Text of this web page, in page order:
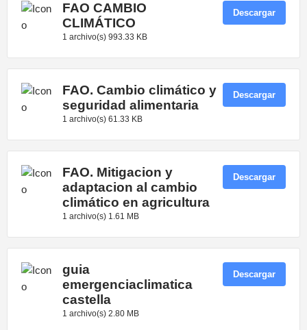
FAO CAMBIO
CLIMÁTICO
1 archivo(s) 993.33 KB
Descargar
FAO. Cambio climático y
seguridad alimentaria
1 archivo(s) 61.33 KB
Descargar
FAO. Mitigacion y
adaptacion al cambio
climático en agricultura
1 archivo(s) 1.61 MB
Descargar
guia
emergenciaclimatica
castella
1 archivo(s) 2.80 MB
Descargar